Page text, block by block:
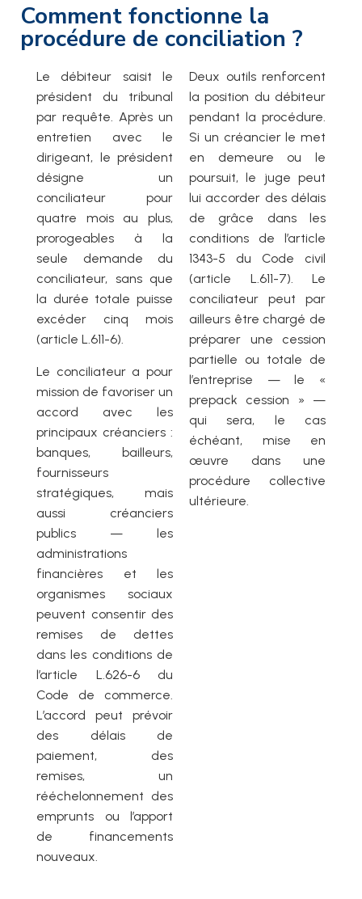
Comment fonctionne la
procédure de conciliation ?
Le débiteur saisit le
président du tribunal
par requête. Après un
entretien avec le
dirigeant, le président
désigne un
conciliateur pour
quatre mois au plus,
prorogeables à la
seule demande du
conciliateur, sans que
la durée totale puisse
excéder cinq mois
(article L.611-6).
Le conciliateur a pour
mission de favoriser un
accord avec les
principaux créanciers :
banques, bailleurs,
fournisseurs
stratégiques, mais
aussi créanciers
publics — les
administrations
financières et les
organismes sociaux
peuvent consentir des
remises de dettes
dans les conditions de
l’article L.626-6 du
Code de commerce.
L’accord peut prévoir
des délais de
paiement, des
remises, un
rééchelonnement des
emprunts ou l’apport
de financements
nouveaux.
Deux outils renforcent
la position du débiteur
pendant la procédure.
Si un créancier le met
en demeure ou le
poursuit, le juge peut
lui accorder des délais
de grâce dans les
conditions de l’article
1343-5 du Code civil
(article L.611-7). Le
conciliateur peut par
ailleurs être chargé de
préparer une cession
partielle ou totale de
l’entreprise — le «
prepack cession » —
qui sera, le cas
échéant, mise en
œuvre dans une
procédure collective
ultérieure.